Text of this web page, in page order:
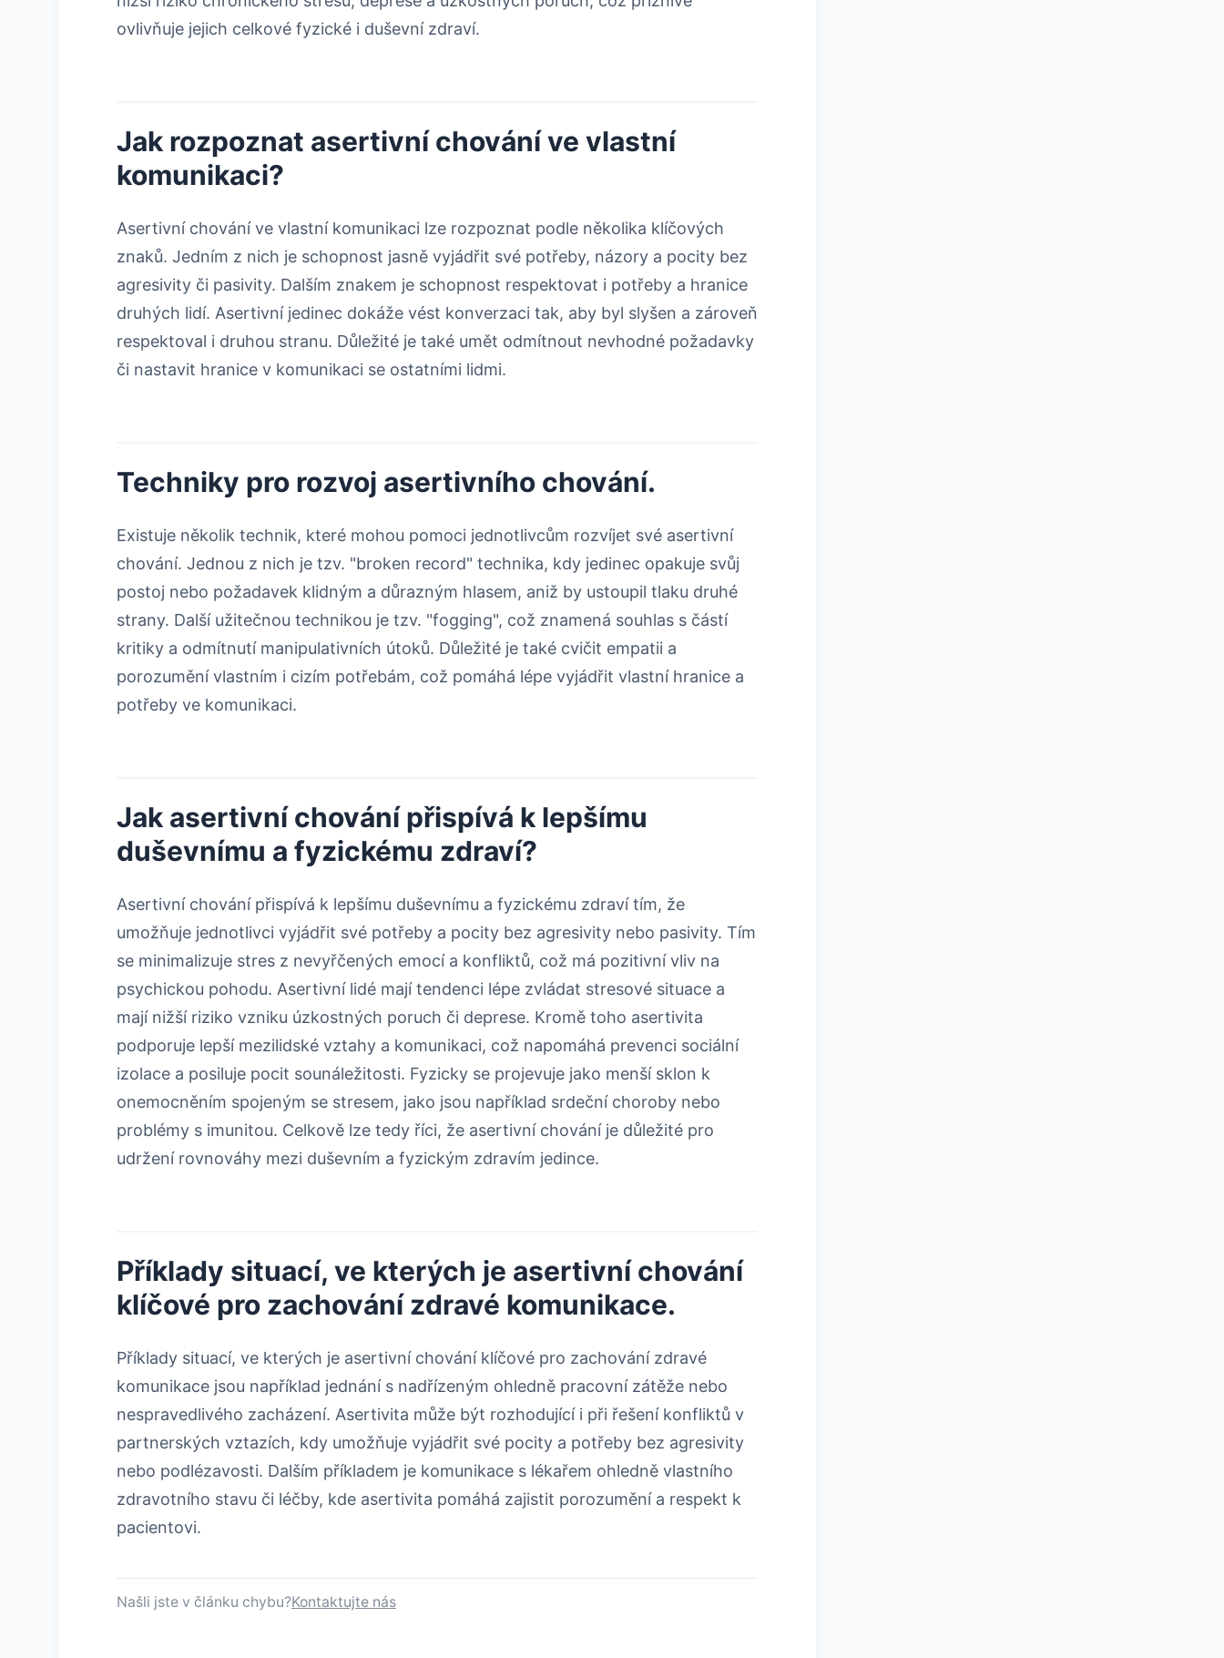
ovlivňuje jejich celkové fyzické i duševní zdraví.
Jak rozpoznat asertivní chování ve vlastní
komunikaci?
Asertivní chování ve vlastní komunikaci lze rozpoznat podle několika klíčových
znaků. Jedním z nich je schopnost jasně vyjádřit své potřeby, názory a pocity bez
agresivity či pasivity. Dalším znakem je schopnost respektovat i potřeby a hranice
druhých lidí. Asertivní jedinec dokáže vést konverzaci tak, aby byl slyšen a zároveň
respektoval i druhou stranu. Důležité je také umět odmítnout nevhodné požadavky
či nastavit hranice v komunikaci se ostatními lidmi.
Techniky pro rozvoj asertivního chování.
Existuje několik technik, které mohou pomoci jednotlivcům rozvíjet své asertivní
chování. Jednou z nich je tzv. "broken record" technika, kdy jedinec opakuje svůj
postoj nebo požadavek klidným a důrazným hlasem, aniž by ustoupil tlaku druhé
strany. Další užitečnou technikou je tzv. "fogging", což znamená souhlas s částí
kritiky a odmítnutí manipulativních útoků. Důležité je také cvičit empatii a
porozumění vlastním i cizím potřebám, což pomáhá lépe vyjádřit vlastní hranice a
potřeby ve komunikaci.
Jak asertivní chování přispívá k lepšímu
duševnímu a fyzickému zdraví?
Asertivní chování přispívá k lepšímu duševnímu a fyzickému zdraví tím, že
umožňuje jednotlivci vyjádřit své potřeby a pocity bez agresivity nebo pasivity. Tím
se minimalizuje stres z nevyřčených emocí a konfliktů, což má pozitivní vliv na
psychickou pohodu. Asertivní lidé mají tendenci lépe zvládat stresové situace a
mají nižší riziko vzniku úzkostných poruch či deprese. Kromě toho asertivita
podporuje lepší mezilidské vztahy a komunikaci, což napomáhá prevenci sociální
izolace a posiluje pocit sounáležitosti. Fyzicky se projevuje jako menší sklon k
onemocněním spojeným se stresem, jako jsou například srdeční choroby nebo
problémy s imunitou. Celkově lze tedy říci, že asertivní chování je důležité pro
udržení rovnováhy mezi duševním a fyzickým zdravím jedince.
Příklady situací, ve kterých je asertivní chování
klíčové pro zachování zdravé komunikace.
Příklady situací, ve kterých je asertivní chování klíčové pro zachování zdravé
komunikace jsou například jednání s nadřízeným ohledně pracovní zátěže nebo
nespravedlivého zacházení. Asertivita může být rozhodující i při řešení konfliktů v
partnerských vztazích, kdy umožňuje vyjádřit své pocity a potřeby bez agresivity
nebo podlézavosti. Dalším příkladem je komunikace s lékařem ohledně vlastního
zdravotního stavu či léčby, kde asertivita pomáhá zajistit porozumění a respekt k
pacientovi.
Našli jste v článku chybu?Kontaktujte nás